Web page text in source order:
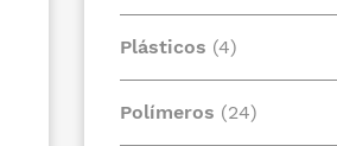
Plásticos (4)
Polímeros (24)